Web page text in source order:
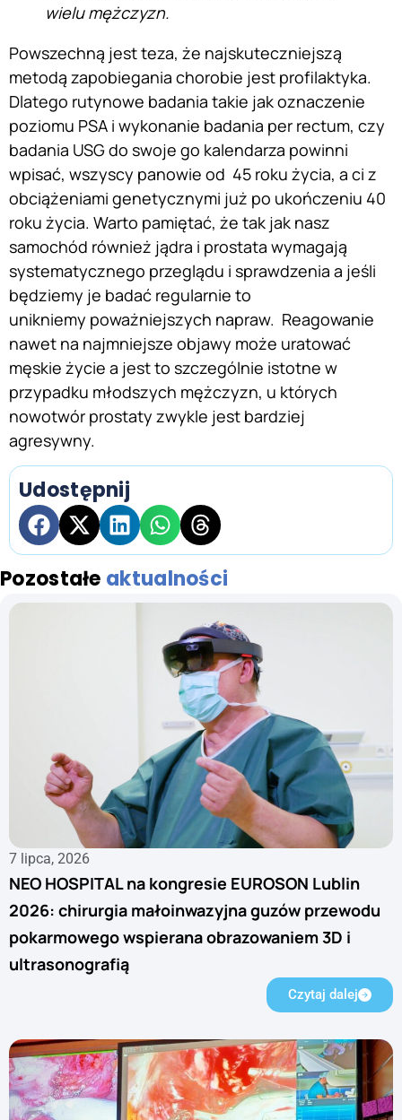
wielu mężczyzn.
Powszechną jest teza, że najskuteczniejszą
metodą zapobiegania chorobie jest profilaktyka.
Dlatego rutynowe badania takie jak oznaczenie
poziomu PSA i wykonanie badania per rectum, czy
badania USG do swoje go kalendarza powinni
wpisać, wszyscy panowie od 45 roku życia, a ci z
obciążeniami genetycznymi już po ukończeniu 40
roku życia. Warto pamiętać, że tak jak nasz
samochód również jądra i prostata wymagają
systematycznego przeglądu i sprawdzenia a jeśli
będziemy je badać regularnie to
unikniemy poważniejszych napraw. Reagowanie
nawet na najmniejsze objawy może uratować
męskie życie a jest to szczególnie istotne w
przypadku młodszych mężczyzn, u których
nowotwór prostaty zwykle jest bardziej
agresywny.
Udostępnij
Pozostałe aktualności
7 lipca, 2026
NEO HOSPITAL na kongresie EUROSON Lublin
2026: chirurgia małoinwazyjna guzów przewodu
pokarmowego wspierana obrazowaniem 3D i
ultrasonografią
Czytaj dalej